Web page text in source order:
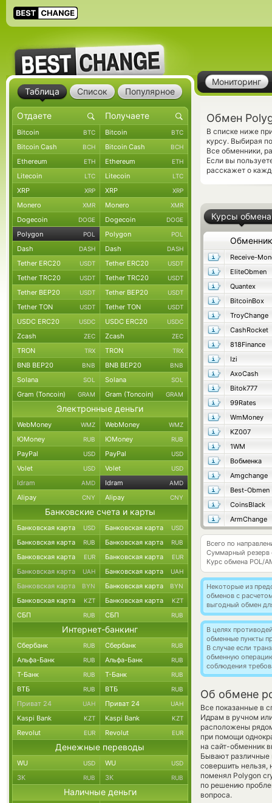
Мониторинг
Обмен
В списке ниже
курсу. Выбирая
Все обменники,
Если вы
расскажет о
Курсы обмена
Обменник
Receive-
EliteObmen
Quantex
BitcoinBox
TroyChange
CashRocket
818Finance
Izi
AxoCash
Bitok777
99Rates
WmMoney
KZ007
1WM
Вобменка
Amgchange
Best-Obmen
CoinsBlack
ArmChange
Всего по
Суммарный резерв
Курс обмена POL/
Некоторые из
обменов с
выгодный обмен
В целях
обменные пункты
В случае если
обменную
соблюдения
Об обмене
Все показанные в
Идрам в ручном
расположены
при помощи
на сайт-обменник
Бывают различные
совершить
поменял Polygon
по решению
вопроса.
Таблица Список Популярное
Bitcoin BTC Bitcoin BTC
Bitcoin Cash BCH Bitcoin Cash BCH
Ethereum ETH Ethereum ETH
Litecoin LTC Litecoin LTC
XRP XRP XRP XRP
Monero XMR Monero XMR
Dogecoin DOGE Dogecoin DOGE
Polygon POL Polygon POL
Dash DASH Dash DASH
Tether ERC20 USDT Tether ERC20 USDT
Tether TRC20 USDT Tether TRC20 USDT
Tether BEP20 USDT Tether BEP20 USDT
Tether TON USDT Tether TON USDT
USDC ERC20 USDC USDC ERC20 USDC
Zcash ZEC Zcash ZEC
TRON TRX TRON TRX
BNB BEP20 BNB BNB BEP20 BNB
Solana SOL Solana SOL
Gram (Toncoin) GRAM Gram (Toncoin) GRAM
Электронные деньги
WebMoney WMZ WebMoney WMZ
ЮMoney RUB ЮMoney RUB
PayPal USD PayPal USD
Volet USD Volet USD
Idram AMD Idram AMD
Alipay CNY Alipay CNY
Банковские счета и карты
Банковская карта USD Банковская карта USD
Банковская карта RUB Банковская карта RUB
Банковская карта EUR Банковская карта EUR
Банковская карта UAH Банковская карта UAH
Банковская карта BYN Банковская карта BYN
Банковская карта KZT Банковская карта KZT
СБП RUB СБП RUB
Интернет-банкинг
Сбербанк RUB Сбербанк RUB
Альфа-Банк RUB Альфа-Банк RUB
Т-Банк RUB Т-Банк RUB
ВТБ RUB ВТБ RUB
Приват 24 UAH Приват 24 UAH
Kaspi Bank KZT Kaspi Bank KZT
Revolut EUR Revolut EUR
Денежные переводы
WU USD WU USD
ЗК RUB ЗК RUB
Наличные деньги